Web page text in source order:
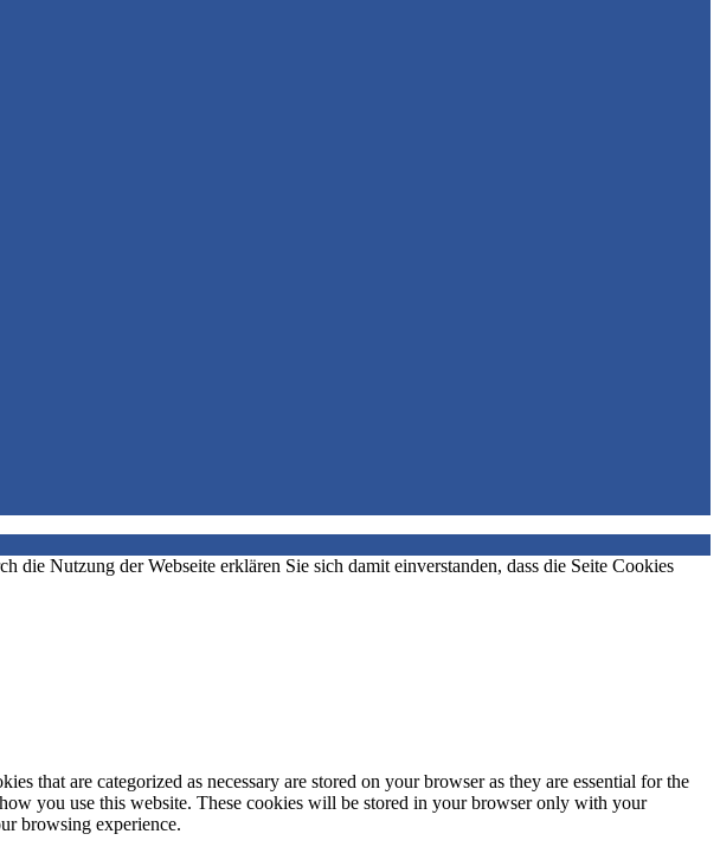
Nutzung der Webseite erklären Sie sich damit einverstanden, dass die Seite Cookies
that are categorized as necessary are stored on your browser as they are essential for the
you use this website. These cookies will be stored in your browser only with your
browsing experience.